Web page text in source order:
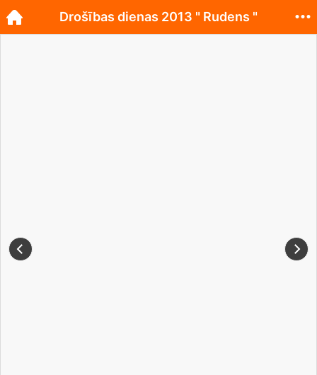
Drošības dienas 2013 " Rudens "